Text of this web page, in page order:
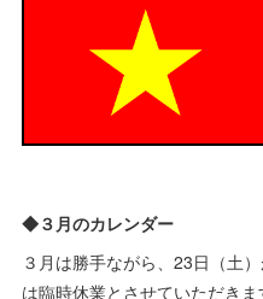
◆３月のカレンダー
３月は勝手ながら、23日（土
は臨時休業とさせていただきま